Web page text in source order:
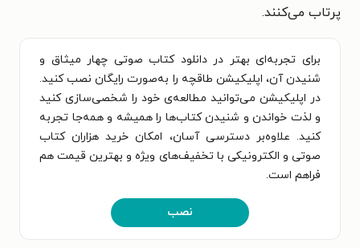
پرتاب می‌کنند.
برای تجربه‌ای بهتر در دانلود کتاب صوتی چهار میثاق و
شنیدن آن، اپلیکیشن طاقچه را به‌صورت رایگان نصب کنید.
در اپلیکیشن می‌توانید مطالعه‌ی خود را شخصی‌سازی کنید
و لذت خواندن و شنیدن کتاب‌ها را همیشه و همه‌جا تجربه
کنید. علاوه‌بر دسترسی آسان، امکان خرید هزاران کتاب
صوتی و الکترونیکی با تخفیف‌های ویژه و بهترین قیمت هم
فراهم است.
نصب